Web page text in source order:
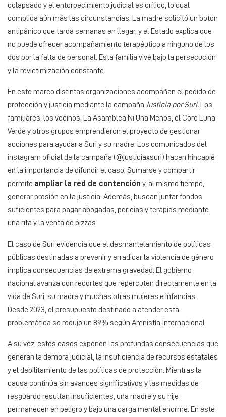
colapsado y el entorpecimiento judicial es crítico, lo cual
complica aún más las circunstancias. La madre solicitó un botón
antipánico que tarda semanas en llegar, y el Estado explica que
no puede ofrecer acompañamiento terapéutico a ninguno de los
dos por la falta de personal. Esta familia vive bajo la persecución
y la revictimización constante.
En este marco distintas organizaciones acompañan el pedido de
protección y justicia mediante la campaña Justicia por Suri. Los
familiares, los vecinos, La Asamblea Ni Una Menos, el Coro Luna
Verde y otros grupos emprendieron el proyecto de gestionar
acciones para ayudar a Suri y su madre. Los comunicados del
instagram oficial de la campaña (@justiciaxsuri) hacen hincapié
en la importancia de difundir el caso. Sumarse y compartir
permite ampliar la red de contención y, al mismo tiempo,
generar presión en la justicia. Además, buscan juntar fondos
suficientes para pagar abogadas, pericias y terapias mediante
una rifa y la venta de pizzas.
El caso de Suri evidencia que el desmantelamiento de políticas
públicas destinadas a prevenir y erradicar la violencia de género
implica consecuencias de extrema gravedad. El gobierno
nacional avanza con recortes que repercuten directamente en la
vida de Suri, su madre y muchas otras mujeres e infancias.
Desde 2023, el presupuesto destinado a atender esta
problemática se redujo un 89% según Amnistía Internacional.
A su vez, estos casos exponen las profundas consecuencias que
generan la demora judicial, la insuficiencia de recursos estatales
y el debilitamiento de las políticas de protección. Mientras la
causa continúa sin avances significativos y las medidas de
resguardo resultan insuficientes, una madre y su hije
permanecen en peligro y bajo una carga mental enorme. En este